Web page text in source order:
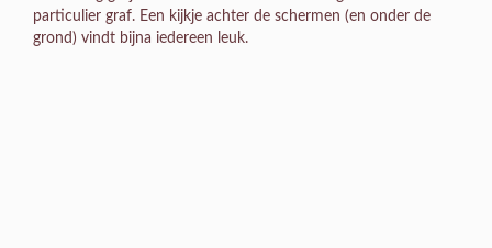
particulier graf. Een kijkje achter de schermen (en onder de
grond) vindt bijna iedereen leuk.